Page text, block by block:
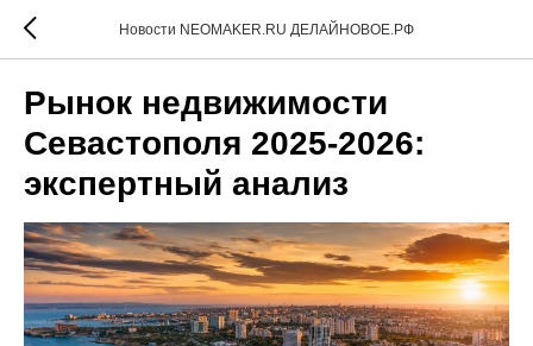
Новости NEOMAKER.RU ДЕЛАЙНОВОЕ.РФ
Рынок недвижимости
Севастополя 2025-2026:
экспертный анализ